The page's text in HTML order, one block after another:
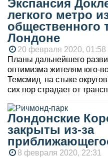
Экспансия
легкого метро
общественного
Лондоне
20 февраля 2020, 01:58
Планы дальнейшего
оптимизма жителям юго-
Темсмид на стыке
сих пор страдает от
Лондонские
закрыты из-за
8 февраля 2020, 22:31